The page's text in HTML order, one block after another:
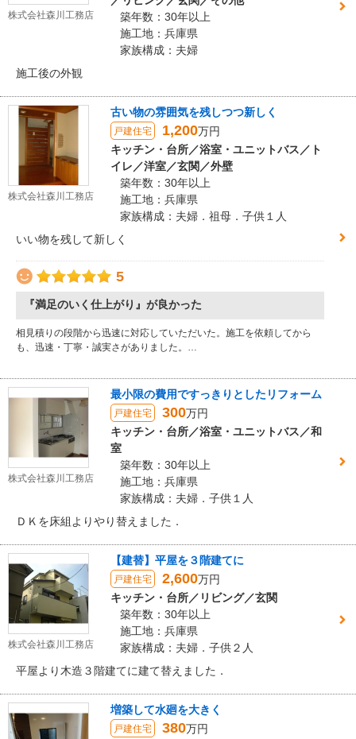
株式会社森川工務店
築年数：30年以上
施工地：兵庫県
家族構成：夫婦
施工後の外観
株式会社森川工務店
古い物の雰囲気を残しつつ新しく
戸建住宅 1,200万円
キッチン・台所／浴室・ユニットバス／ト
イレ／洋室／玄関／外壁
築年数：30年以上
施工地：兵庫県
家族構成：夫婦．祖母．子供１人
いい物を残して新しく
5
『満足のいく仕上がり』が良かった
相見積りの段階から迅速に対応していただいた。施工を依頼してから
も、迅速・丁寧・誠実さがありました。…
株式会社森川工務店
最小限の費用ですっきりとしたリフォーム
戸建住宅 300万円
キッチン・台所／浴室・ユニットバス／和
室
築年数：30年以上
施工地：兵庫県
家族構成：夫婦．子供１人
ＤＫを床組よりやり替えました．
株式会社森川工務店
【建替】平屋を３階建てに
戸建住宅 2,600万円
キッチン・台所／リビング／玄関
築年数：30年以上
施工地：兵庫県
家族構成：夫婦．子供２人
平屋より木造３階建てに建て替えました．
増築して水廻を大きく
戸建住宅 380万円